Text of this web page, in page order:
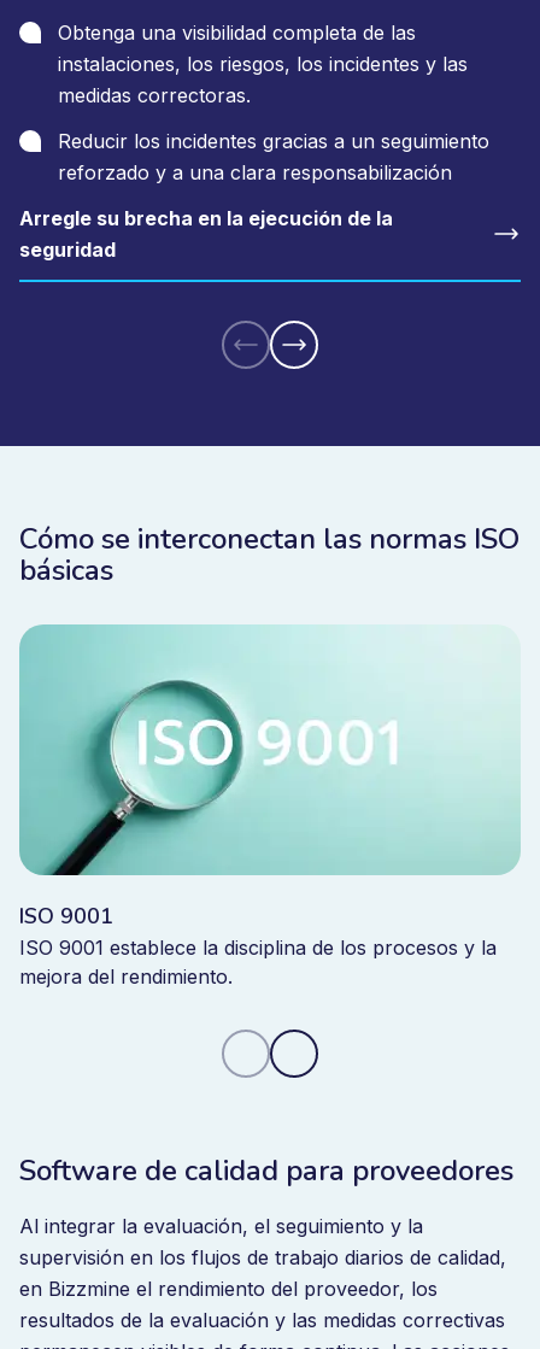
Obtenga una visibilidad completa de las
instalaciones, los riesgos, los incidentes y las
medidas correctoras.
Reducir los incidentes gracias a un seguimiento
reforzado y a una clara responsabilización
Arregle su brecha en la ejecución de la
seguridad
Cómo se interconectan las normas ISO
básicas
ISO 9001
ISO 9001 establece la disciplina de los procesos y la
mejora del rendimiento.
Software de calidad para proveedores
Al integrar la evaluación, el seguimiento y la
supervisión en los flujos de trabajo diarios de calidad,
en Bizzmine el rendimiento del proveedor, los
resultados de la evaluación y las medidas correctivas